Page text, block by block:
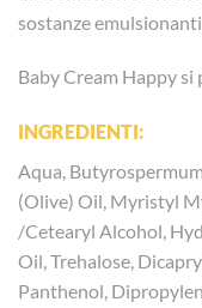
sostanze
Baby Cream Happy
INGREDIENTI:
Aqua,
(Olive) Oil, Myristyl
/Cetearyl Alcohol,
Oil, Trehalose,
Panthenol,